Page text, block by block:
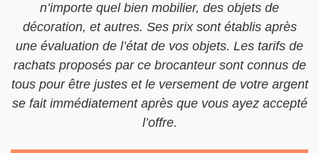
n’importe quel bien mobilier, des objets de
décoration, et autres. Ses prix sont établis après
une évaluation de l’état de vos objets. Les tarifs de
rachats proposés par ce brocanteur sont connus de
tous pour être justes et le versement de votre argent
se fait immédiatement après que vous ayez accepté
l’offre.